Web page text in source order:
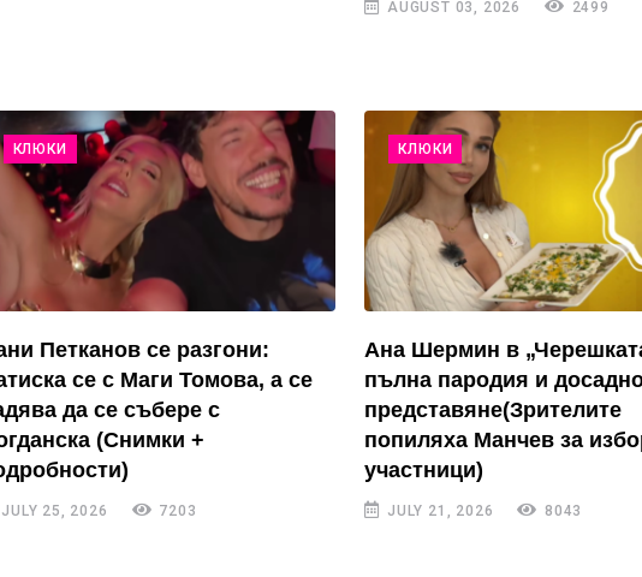
AUGUST 03, 2026 2499
КЛЮКИ
Петканов се разгони:
се с Маги Томова, а се
да се събере с
(Снимки +
JULY 25, 2026 7203
КЛЮКИ
Ана Шермин в
пълна пародия и
представяне(Зрителите
попиляха Манчев за
участници)
JULY 21, 2026 8043